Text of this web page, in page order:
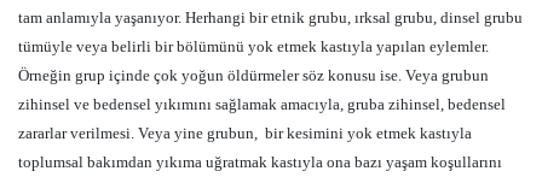
tam anlamıyla yaşanıyor. Herhangi bir etnik grubu, ırksal grubu, dinsel grubu
tümüyle veya belirli bir bölümünü yok etmek kastıyla yapılan eylemler.
Örneğin grup içinde çok yoğun öldürmeler söz konusu ise. Veya grubun
zihinsel ve bedensel yıkımını sağlamak amacıyla, gruba zihinsel, bedensel
zararlar verilmesi. Veya yine grubun, bir kesimini yok etmek kastıyla
toplumsal bakımdan yıkıma uğratmak kastıyla ona bazı yaşam koşullarını